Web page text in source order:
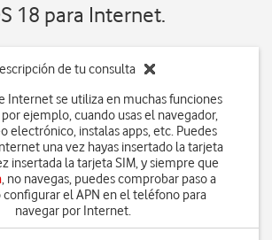
18 para Internet.
de tu consulta
Internet se utiliza en muchas funciones
ejemplo, cuando usas el navegador,
electrónico, instalas apps, etc. Puedes
una vez hayas insertado la tarjeta
insertada la tarjeta SIM, y siempre que
, no navegas, puedes comprobar paso a
configurar el APN en el teléfono para
navegar por Internet.